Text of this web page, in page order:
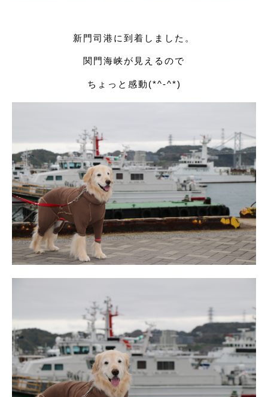
新門司港に到着しました。
関門海峡が見えるので
ちょっと感動(*^-^*)